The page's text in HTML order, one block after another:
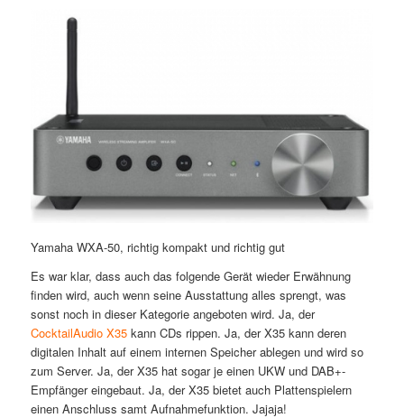
Yamaha WXA-50, richtig kompakt und richtig gut
Es war klar, dass auch das folgende Gerät wieder Erwähnung
finden wird, auch wenn seine Ausstattung alles sprengt, was
sonst noch in dieser Kategorie angeboten wird. Ja, der
CocktailAudio X35kann CDs rippen. Ja, der X35 kann deren
digitalen Inhalt auf einem internen Speicher ablegen und wird so
zum Server. Ja, der X35 hat sogar je einen UKW und DAB+-
Empfänger eingebaut. Ja, der X35 bietet auch Plattenspielern
einen Anschluss samt Aufnahmefunktion. Jajaja!